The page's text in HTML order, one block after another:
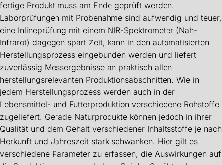
fertige Produkt muss am Ende geprüft werden.
Laborprüfungen mit Probenahme sind aufwendig und teuer,
eine Inlineprüfung mit einem NIR-Spektrometer (Nah-
Infrarot) dagegen spart Zeit, kann in den automatisierten
Herstellungsprozess eingebunden werden und liefert
zuverlässig Messergebnisse an praktisch allen
herstellungsrelevanten Produktionsabschnitten. Wie in
jedem Herstellungsprozess werden auch in der
Lebensmittel- und Futterproduktion verschiedene Rohstoffe
zugeliefert. Gerade Naturprodukte können jedoch in ihrer
Qualität und dem Gehalt verschiedener Inhaltsstoffe je nach
Herkunft und Jahreszeit stark schwanken. Hier gilt es
verschiedene Parameter zu erfassen, die Auswirkungen auf